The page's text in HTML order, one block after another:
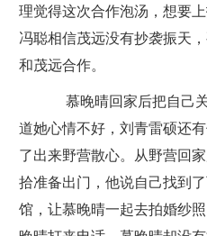
理觉得这次合作泡汤，想要
冯聪相信茂远没有抄袭振天
和茂远合作。
慕晚晴回家后把自己
道她心情不好，刘青雷硕还
了出来野营散心。从野营回
拾准备出门，他说自己找到
馆，让慕晚晴一起去拍婚纱